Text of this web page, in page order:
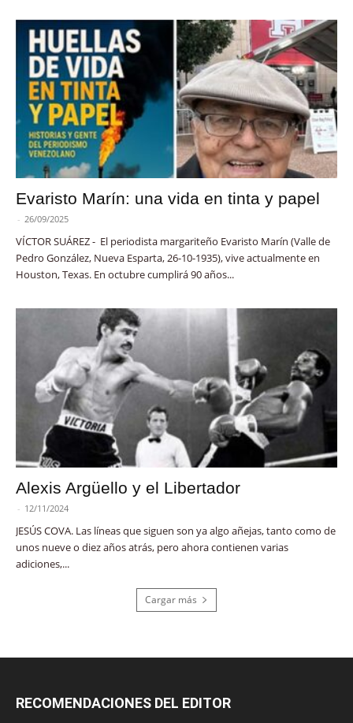
Evaristo Marín: una vida en tinta y papel
- 26/09/2025
VÍCTOR SUÁREZ - El periodista margariteño Evaristo Marín (Valle de
Pedro González, Nueva Esparta, 26-10-1935), vive actualmente en
Houston, Texas. En octubre cumplirá 90 años...
Alexis Argüello y el Libertador
- 12/11/2024
JESÚS COVA. Las líneas que siguen son ya algo añejas, tanto como de
unos nueve o diez años atrás, pero ahora contienen varias
adiciones,...
Cargar más
RECOMENDACIONES DEL EDITOR